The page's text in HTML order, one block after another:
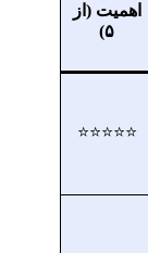
اهمیت (از
۵)
⭐⭐⭐⭐⭐